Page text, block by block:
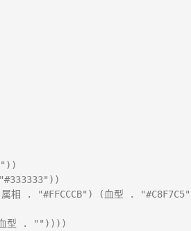
相 . "#FFCCCB") (血型 .
型 . ""))))